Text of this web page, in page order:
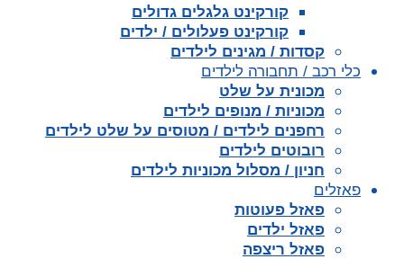
קורקינט גלגלים גדולים
קורקינט פעלולים / ילדים
קסדות / מגינים לילדים
כלי רכב / תחבורה לילדים
מכונית על שלט
מכוניות / מנופים לילדים
רחפנים לילדים / מטוסים על שלט לילדים
רובוטים לילדים
חניון / מסלול מכוניות לילדים
פאזלים
פאזל פעוטות
פאזל ילדים
פאזל ריצפה